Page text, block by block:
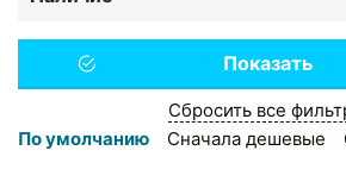
Сбросить все
По умолчанию
Сначала дешевые